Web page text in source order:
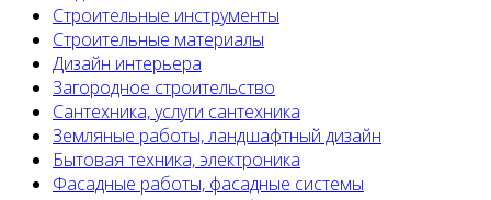
Строительные инструменты
Строительные материалы
Дизайн интерьера
Загородное строительство
Сантехника, услуги сантехника
Земляные работы, ландшафтный дизайн
Бытовая техника, электроника
Фасадные работы, фасадные системы